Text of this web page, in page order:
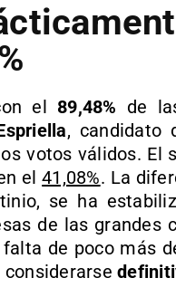
el 89,48% de
, candidato
votos válidos. El
el41,08%. La
se ha
de las grandes
de poco más